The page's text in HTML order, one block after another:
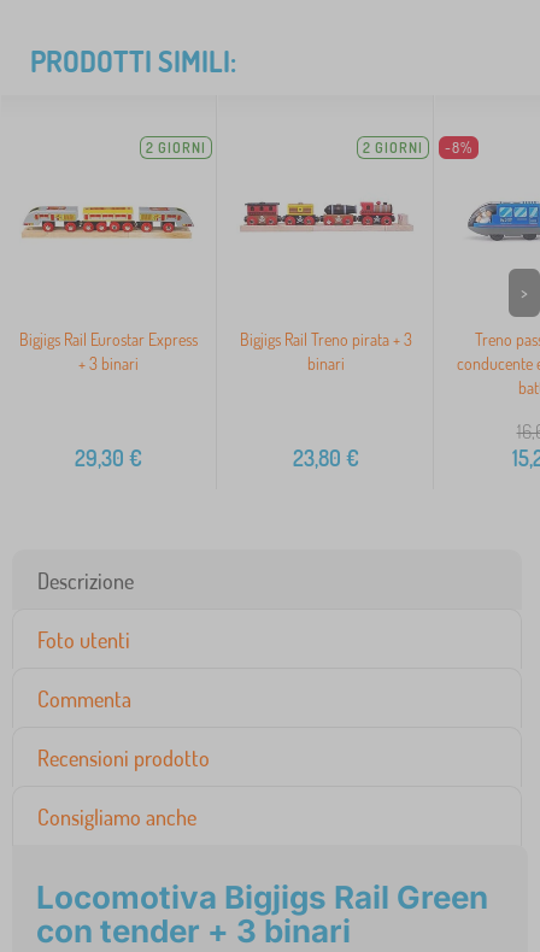
PRODOTTI SIMILI:
2 GIORNI
Bigjigs Rail Eurostar Express
+ 3 binari
29,30 €
2 GIORNI
Bigjigs Rail Treno pirata + 3
binari
23,80 €
-8%
Treno
conducente
>
Descrizione
Foto utenti
Commenta
Recensioni prodotto
Consigliamo anche
Locomotiva Bigjigs Rail Green
con tender + 3 binari